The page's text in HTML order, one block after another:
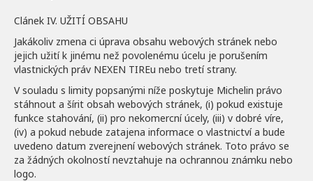
Clánek IV. UŽITÍ OBSAHU
Jakákoliv zmena ci úprava obsahu webových stránek nebo
jejich užití k jinému než povolenému úcelu je porušením
vlastnických práv NEXEN TIREu nebo tretí strany.
V souladu s limity popsanými níže poskytuje Michelin právo
stáhnout a šírit obsah webových stránek, (i) pokud existuje
funkce stahování, (ii) pro nekomercní úcely, (iii) v dobré víre,
(iv) a pokud nebude zatajena informace o vlastnictví a bude
uvedeno datum zverejnení webových stránek. Toto právo se
za žádných okolností nevztahuje na ochrannou známku nebo
logo.